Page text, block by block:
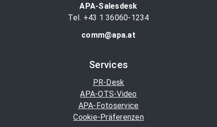
APA-Salesdesk
Tel. +43 1 36060-1234
comm@apa.at
Services
PR-Desk
APA-OTS-Video
APA-Fotoservice
Cookie-Präferenzen